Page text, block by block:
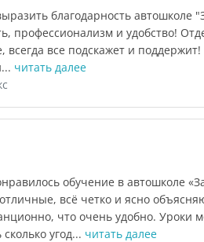
благодарность автошколе
профессионализм и удобство!
всегда все подскажет и
читать далее
обучение в автошколе
всё четко и ясно
что очень удобно. Уроки
угод... читать далее